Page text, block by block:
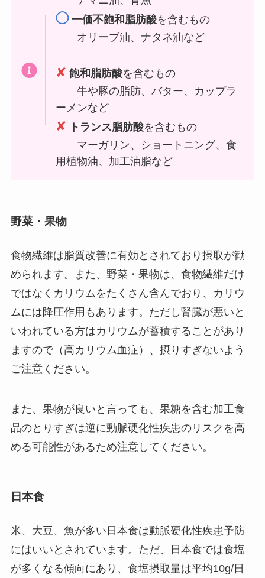
◯ 一価不飽和脂肪酸を含むもの
オリーブ油、ナタネ油など
✘ 飽和脂肪酸を含むもの
牛や豚の脂肪、バター、カップラ
ーメンなど
✘ トランス脂肪酸を含むもの
マーガリン、ショートニング、食
用植物油、加工油脂など
野菜・果物
食物繊維は脂質改善に有効とされており摂取が勧
められます。また、野菜・果物は、食物繊維だけ
ではなくカリウムをたくさん含んでおり、カリウ
ムには降圧作用もあります。ただし腎臓が悪いと
いわれている方はカリウムが蓄積することがあり
ますので（高カリウム血症）、摂りすぎないよう
ご注意ください。
また、果物が良いと言っても、果糖を含む加工食
品のとりすぎは逆に動脈硬化性疾患のリスクを高
める可能性があるため注意してください。
日本食
米、大豆、魚が多い日本食は動脈硬化性疾患予防
にはいいとされています。ただ、日本食では食塩
が多くなる傾向にあり、食塩摂取量は平均10g/日